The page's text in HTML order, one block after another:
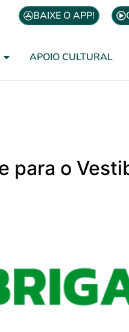
BAIXE O APP!
APOIO CULTURAL
para o